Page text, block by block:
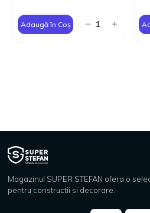
Adaugă în Coș
Magazinul SUPER STEFAN ofera o
pentru constructii si decorare.